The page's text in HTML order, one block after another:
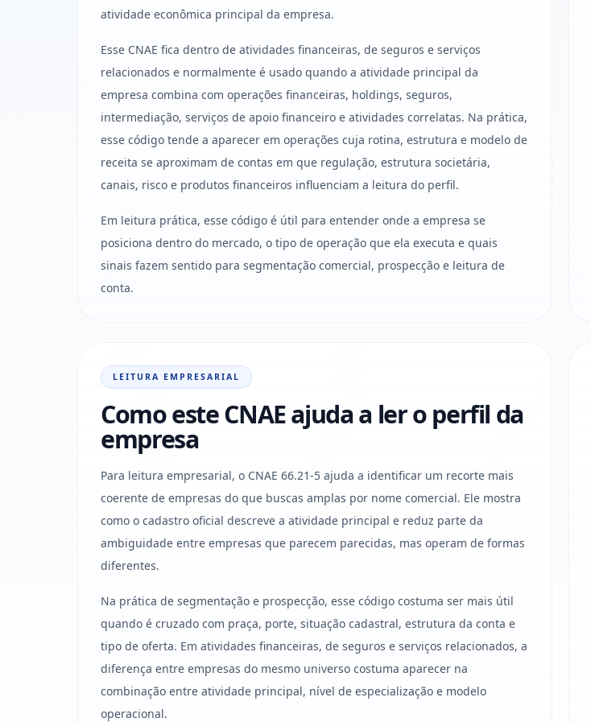
atividade econômica principal da empresa.
Esse CNAE fica dentro de atividades financeiras, de seguros e serviços
relacionados e normalmente é usado quando a atividade principal da
empresa combina com operações financeiras, holdings, seguros,
intermediação, serviços de apoio financeiro e atividades correlatas. Na prática,
esse código tende a aparecer em operações cuja rotina, estrutura e modelo de
receita se aproximam de contas em que regulação, estrutura societária,
canais, risco e produtos financeiros influenciam a leitura do perfil.
Em leitura prática, esse código é útil para entender onde a empresa se
posiciona dentro do mercado, o tipo de operação que ela executa e quais
sinais fazem sentido para segmentação comercial, prospecção e leitura de
conta.
LEITURA EMPRESARIAL
Como este CNAE ajuda a ler o perfil da
empresa
Para leitura empresarial, o CNAE 66.21-5 ajuda a identificar um recorte mais
coerente de empresas do que buscas amplas por nome comercial. Ele mostra
como o cadastro oficial descreve a atividade principal e reduz parte da
ambiguidade entre empresas que parecem parecidas, mas operam de formas
diferentes.
Na prática de segmentação e prospecção, esse código costuma ser mais útil
quando é cruzado com praça, porte, situação cadastral, estrutura da conta e
tipo de oferta. Em atividades financeiras, de seguros e serviços relacionados, a
diferença entre empresas do mesmo universo costuma aparecer na
combinação entre atividade principal, nível de especialização e modelo
operacional.